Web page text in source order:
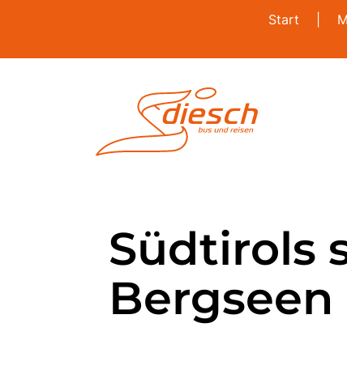
Start
Südtirols
Bergseen